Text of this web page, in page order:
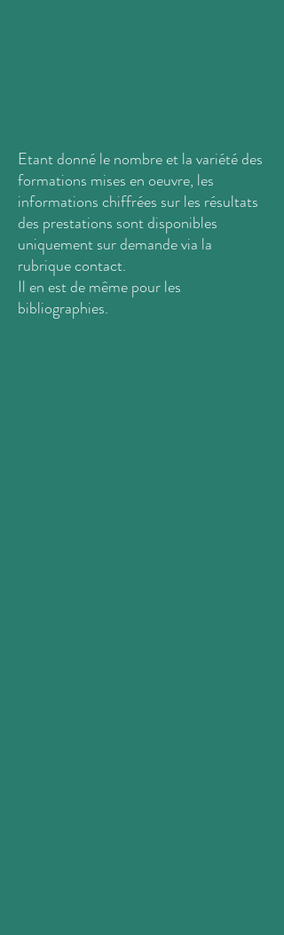
Etant donné le nombre et la variété des
formations mises en oeuvre, les
informations chiffrées sur les résultats
des prestations sont disponibles
uniquement sur demande via la
rubrique contact.
Il en est de même pour les
bibliographies.